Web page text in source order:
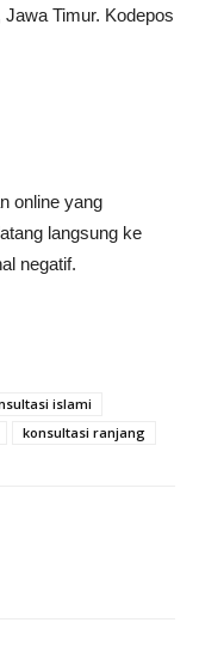
Timur. Kodepos
online yang
langsung ke
negatif.
islami
konsultasi ranjang